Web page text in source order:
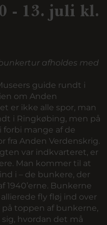
- 13. juli kl.
afholdes med
guide rundt i
om Anden
er ikke alle spor, man
i Ringkøbing, men på
mange af de
fra Anden Verdenskrig.
var indkvarteret, er
Man kommer til at
i – de bunkere, der
1940’erne. Bunkerne
fly fløj ind over
toppen af bunkerne,
hvordan det må